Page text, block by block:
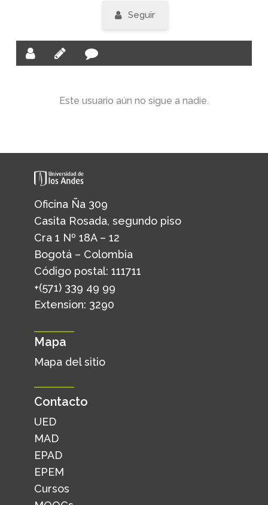
Seguir
Este usuario aún no sigue a nadie.
Oficina Ña 309
Casita Rosada, segundo piso
Cra 1 Nº 18A – 12
Bogotá – Colombia
Código postal: 111711
+(571) 339 49 99
Extension: 3290
Mapa
Mapa del sitio
Contacto
UED
MAD
EPAD
EPEM
Cursos